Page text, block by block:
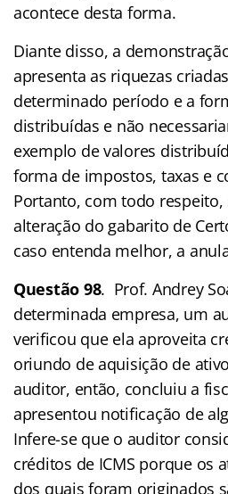
acontece desta forma.
Diante disso, a
apresenta as riquezas
determinado período e a
distribuídas e não
exemplo de valores
forma de impostos, taxas e
Portanto, com todo
alteração do gabarito de
caso entenda melhor, a
Questão 98. Prof. Andrey
determinada empresa, um
verificou que ela aproveita
oriundo de aquisição de
auditor, então, concluiu a
apresentou notificação de
Infere-se que o auditor
créditos de ICMS porque os
dos quais foram originados